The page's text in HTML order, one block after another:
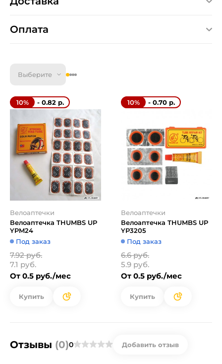
Оплата
Выберите
10% - 0.82 р.
Велоаптечки
Велоаптечка THUMBS UP
YPM24
Под заказ
7.92 руб.
7.1 руб.
От 0.5 руб./мес
Купить
10% - 0.70 р.
Велоаптечки
Велоаптечка THUMBS UP
YP3205
Под заказ
6.6 руб.
5.9 руб.
От 0.5 руб./мес
Купить
Отзывы (0)0 Добавить отзыв